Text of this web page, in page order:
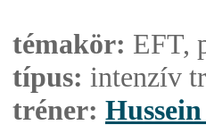
témakör: EFT,
típus: intenzív
tréner: